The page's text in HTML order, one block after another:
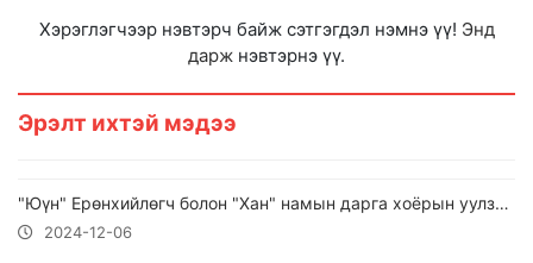
Хэрэглэгчээр нэвтэрч байж сэтгэгдэл нэмнэ үү! Энд
дарж нэвтэрнэ үү.
Эрэлт ихтэй мэдээ
"Юүн" Ерөнхийлөгч болон "Хан" намын дарга хоёрын уулзалт харьцангуй хурдан өндөрлөв!
2024-12-06